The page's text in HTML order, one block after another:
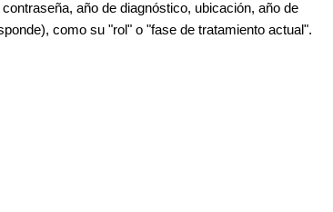
año de diagnóstico, ubicación, año de
como su "rol" o "fase de tratamiento actual".